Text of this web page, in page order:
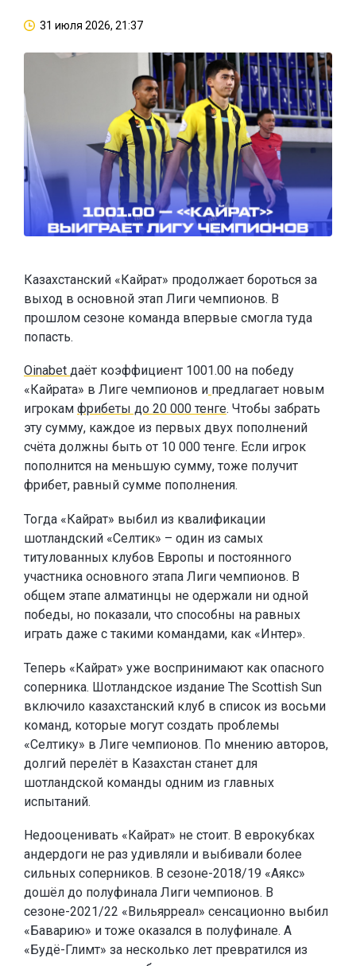
31 июля 2026, 21:37
Казахстанский «Кайрат» продолжает бороться за
выход в основной этап Лиги чемпионов. В
прошлом сезоне команда впервые смогла туда
попасть.
Oinabet даёт коэффициент 1001.00 на победу
«Кайрата» в Лиге чемпионов и предлагает новым
игрокам фрибеты до 20 000 тенге. Чтобы забрать
эту сумму, каждое из первых двух пополнений
счёта должны быть от 10 000 тенге. Если игрок
пополнится на меньшую сумму, тоже получит
фрибет, равный сумме пополнения.
Тогда «Кайрат» выбил из квалификации
шотландский «Селтик» – один из самых
титулованных клубов Европы и постоянного
участника основного этапа Лиги чемпионов. В
общем этапе алматинцы не одержали ни одной
победы, но показали, что способны на равных
играть даже с такими командами, как «Интер».
Теперь «Кайрат» уже воспринимают как опасного
соперника. Шотландское издание The Scottish Sun
включило казахстанский клуб в список из восьми
команд, которые могут создать проблемы
«Селтику» в Лиге чемпионов. По мнению авторов,
долгий перелёт в Казахстан станет для
шотландской команды одним из главных
испытаний.
Недооценивать «Кайрат» не стоит. В еврокубках
андердоги не раз удивляли и выбивали более
сильных соперников. В сезоне-2018/19 «Аякс»
дошёл до полуфинала Лиги чемпионов. В
сезоне-2021/22 «Вильярреал» сенсационно выбил
«Баварию» и тоже оказался в полуфинале. А
«Будё-Глимт» за несколько лет превратился из